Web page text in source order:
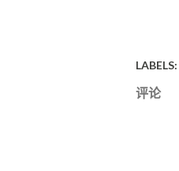
LABELS:
评论